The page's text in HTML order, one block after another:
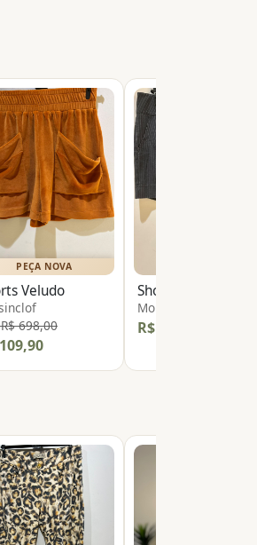
PEÇA NOVA
Veludo
698,00
Morina
R$ 49,90